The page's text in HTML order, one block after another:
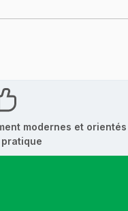
modernes et orientés